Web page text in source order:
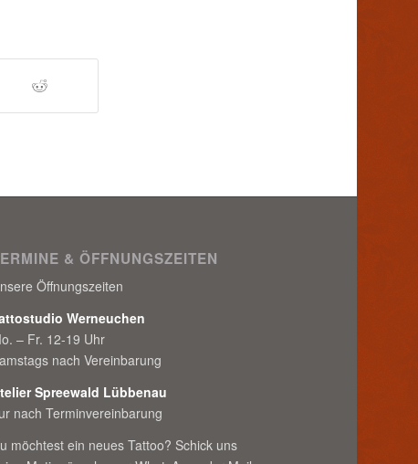
& ÖFFNUNGSZEITEN
Öffnungszeiten
Werneuchen
– Fr. 12-19 Uhr
nach Vereinbarung
Spreewald Lübbenau
nach Terminvereinbarung
möchtest ein neues Tattoo? Schick uns